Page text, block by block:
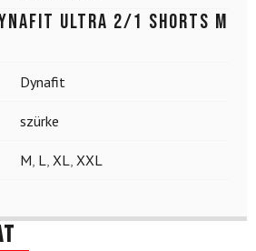
Ultra 2/1 Shorts M
Dynafit
szürke
M, L, XL, XXL